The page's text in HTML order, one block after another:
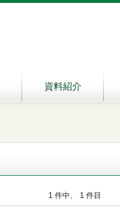
資料紹介
1 件中、 1 件目